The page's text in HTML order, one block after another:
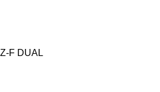
F DUAL